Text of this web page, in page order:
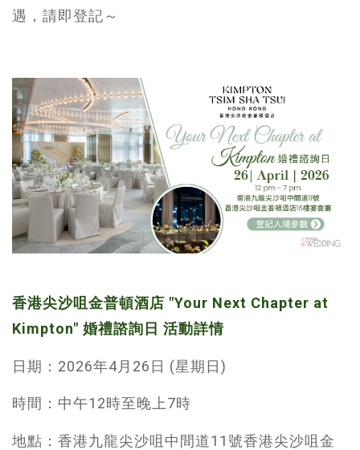
遇，請即登記～
香港尖沙咀金普頓酒店 "Your Next Chapter at
Kimpton" 婚禮諮詢日 活動詳情
日期：2026年4月26日 (星期日)
時間：中午12時至晚上7時
地點：香港九龍尖沙咀中間道11號香港尖沙咀金